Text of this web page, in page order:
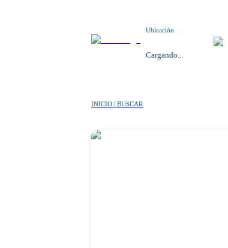
Ubicación
Cargando...
INICIO | BUSCAR